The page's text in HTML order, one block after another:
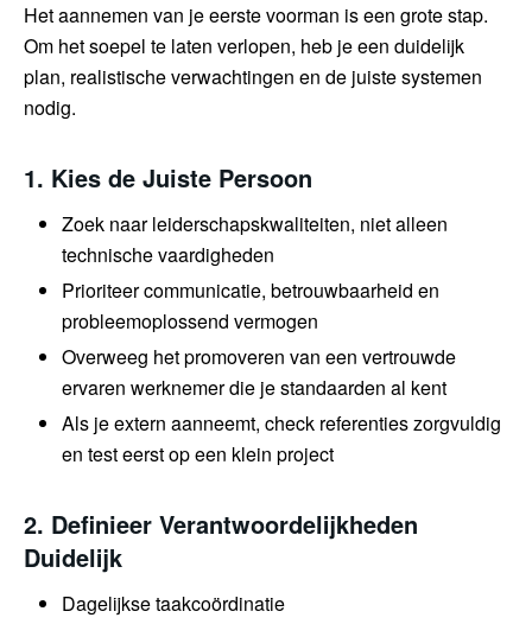
Het aannemen van je eerste voorman is een grote stap.
Om het soepel te laten verlopen, heb je een duidelijk
plan, realistische verwachtingen en de juiste systemen
nodig.
1. Kies de Juiste Persoon
Zoek naar leiderschapskwaliteiten, niet alleen
technische vaardigheden
Prioriteer communicatie, betrouwbaarheid en
probleemoplossend vermogen
Overweeg het promoveren van een vertrouwde
ervaren werknemer die je standaarden al kent
Als je extern aanneemt, check referenties zorgvuldig
en test eerst op een klein project
2. Definieer Verantwoordelijkheden
Duidelijk
Dagelijkse taakcoördinatie